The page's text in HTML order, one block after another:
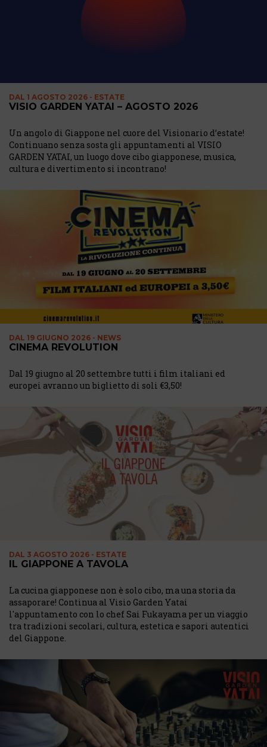
DAL 1 AGOSTO 2026 - ESTATE
VISIO GARDEN YATAI – AGOSTO 2026
Un angolo di Giappone nel cuore del Visionario d’estate!
Continuano senza sosta gli appuntamenti al VISIO
GARDEN YATAI, un luogo dove cibo giapponese, musica,
cultura e divertimento si incontrano!
DAL 19 GIUGNO 2026 - NEWS
CINEMA REVOLUTION
Dal 19 giugno al 20 settembre tutti i film italiani ed
europei avranno un biglietto di soli €3,50!
DAL 3 AGOSTO 2026 - ESTATE
IL GIAPPONE A TAVOLA
La cucina giapponese non è solo cibo, ma una storia da
assaporare! Continua al Visio Garden Yatai
l'appuntamento con lo chef Sai Fukayama per un viaggio
tra tradizioni secolari, cultura, estetica e sapori autentici
del Giappone.